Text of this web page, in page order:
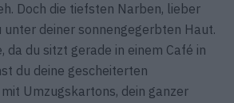
Doch die tiefsten Narben, lieber
unter deiner sonnengegerbten Haut.
da du sitzt gerade in einem Café in
du deine gescheiterten
Umzugskartons, dein ganzer